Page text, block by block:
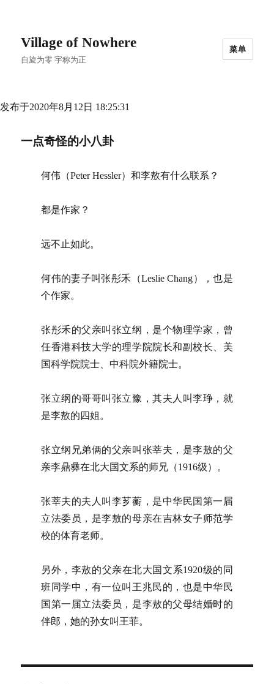
Village of Nowhere
自旋为零 宇称为正
菜单
发布于2020年8月12日 18:25:31
一点奇怪的小八卦
何伟（Peter Hessler）和李敖有什么联系？
都是作家？
远不止如此。
何伟的妻子叫张彤禾（Leslie Chang），也是
个作家。
张彤禾的父亲叫张立纲，是个物理学家，曾
任香港科技大学的理学院院长和副校长、美
国科学院院士、中科院外籍院士。
张立纲的哥哥叫张立豫，其夫人叫李琤，就
是李敖的四姐。
张立纲兄弟俩的父亲叫张莘夫，是李敖的父
亲李鼎彝在北大国文系的师兄（1916级）。
张莘夫的夫人叫李芗蘅，是中华民国第一届
立法委员，是李敖的母亲在吉林女子师范学
校的体育老师。
另外，李敖的父亲在北大国文系1920级的同
班同学中，有一位叫王兆民的，也是中华民
国第一届立法委员，是李敖的父母结婚时的
伴郎，她的孙女叫王菲。